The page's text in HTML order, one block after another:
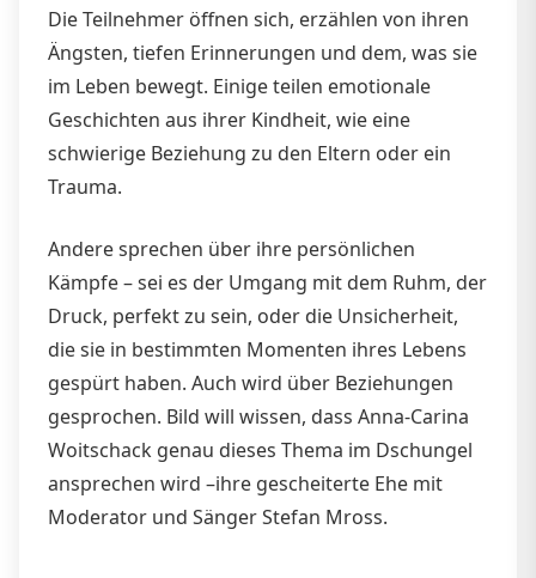
Die Teilnehmer öffnen sich, erzählen von ihren
Ängsten, tiefen Erinnerungen und dem, was sie
im Leben bewegt. Einige teilen emotionale
Geschichten aus ihrer Kindheit, wie eine
schwierige Beziehung zu den Eltern oder ein
Trauma.
Andere sprechen über ihre persönlichen
Kämpfe – sei es der Umgang mit dem Ruhm, der
Druck, perfekt zu sein, oder die Unsicherheit,
die sie in bestimmten Momenten ihres Lebens
gespürt haben. Auch wird über Beziehungen
gesprochen. Bild will wissen, dass Anna-Carina
Woitschack genau dieses Thema im Dschungel
ansprechen wird –ihre gescheiterte Ehe mit
Moderator und Sänger Stefan Mross.